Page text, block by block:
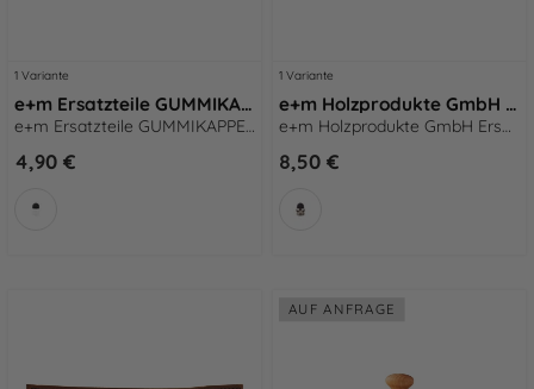
1 Variante
e+m Ersatzteile GUMMIKAPPE schwarz
e+m Ersatzteile GUMMIKAPPE schwarz
4,90 €
1 Variante
e+m Holzprodukte GmbH Ersatzteile ENDKAPPE + RING raw
e+m Holzprodukte GmbH Ersatzteile ENDKAPPE + RING raw
8,50 €
AUF ANFRAGE